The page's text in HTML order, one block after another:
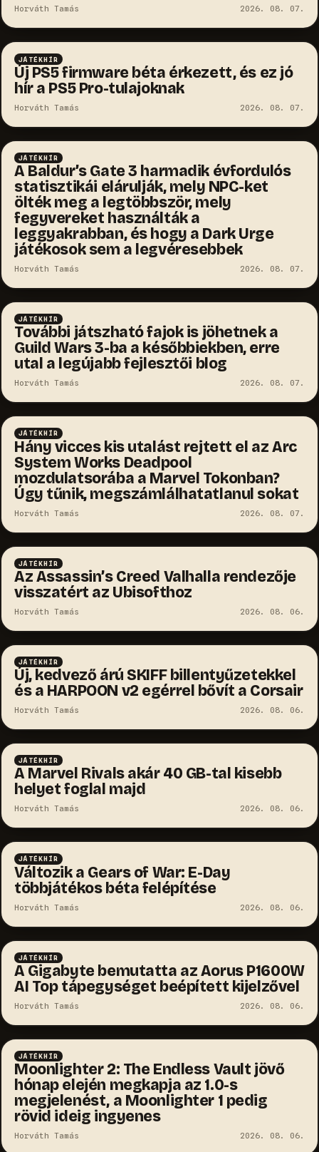
Horváth Tamás 2026. 08. 07.
JÁTÉKHÍR
Új PS5 firmware béta érkezett, és ez jó
hír a PS5 Pro-tulajoknak
Horváth Tamás 2026. 08. 07.
JÁTÉKHÍR
A Baldur’s Gate 3 harmadik évfordulós
statisztikái elárulják, mely NPC-ket
ölték meg a legtöbbször, mely
fegyvereket használták a
leggyakrabban, és hogy a Dark Urge
játékosok sem a legvéresebbek
Horváth Tamás 2026. 08. 07.
JÁTÉKHÍR
További játszható fajok is jöhetnek a
Guild Wars 3-ba a későbbiekben, erre
utal a legújabb fejlesztői blog
Horváth Tamás 2026. 08. 07.
JÁTÉKHÍR
Hány vicces kis utalást rejtett el az Arc
System Works Deadpool
mozdulatsorába a Marvel Tokonban?
Úgy tűnik, megszámlálhatatlanul sokat
Horváth Tamás 2026. 08. 07.
JÁTÉKHÍR
Az Assassin’s Creed Valhalla rendezője
visszatért az Ubisofthoz
Horváth Tamás 2026. 08. 06.
JÁTÉKHÍR
Új, kedvező árú SKIFF billentyűzetekkel
és a HARPOON v2 egérrel bővít a Corsair
Horváth Tamás 2026. 08. 06.
JÁTÉKHÍR
A Marvel Rivals akár 40 GB-tal kisebb
helyet foglal majd
Horváth Tamás 2026. 08. 06.
JÁTÉKHÍR
Változik a Gears of War: E-Day
többjátékos béta felépítése
Horváth Tamás 2026. 08. 06.
JÁTÉKHÍR
A Gigabyte bemutatta az Aorus P1600W
AI Top tápegységet beépített kijelzővel
Horváth Tamás 2026. 08. 06.
JÁTÉKHÍR
Moonlighter 2: The Endless Vault jövő
hónap elején megkapja az 1.0-s
megjelenést, a Moonlighter 1 pedig
rövid ideig ingyenes
Horváth Tamás 2026. 08. 06.